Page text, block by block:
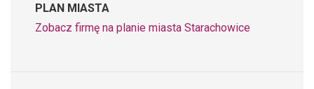
PLAN MIASTA
Zobacz firmę na planie miasta Starachowice